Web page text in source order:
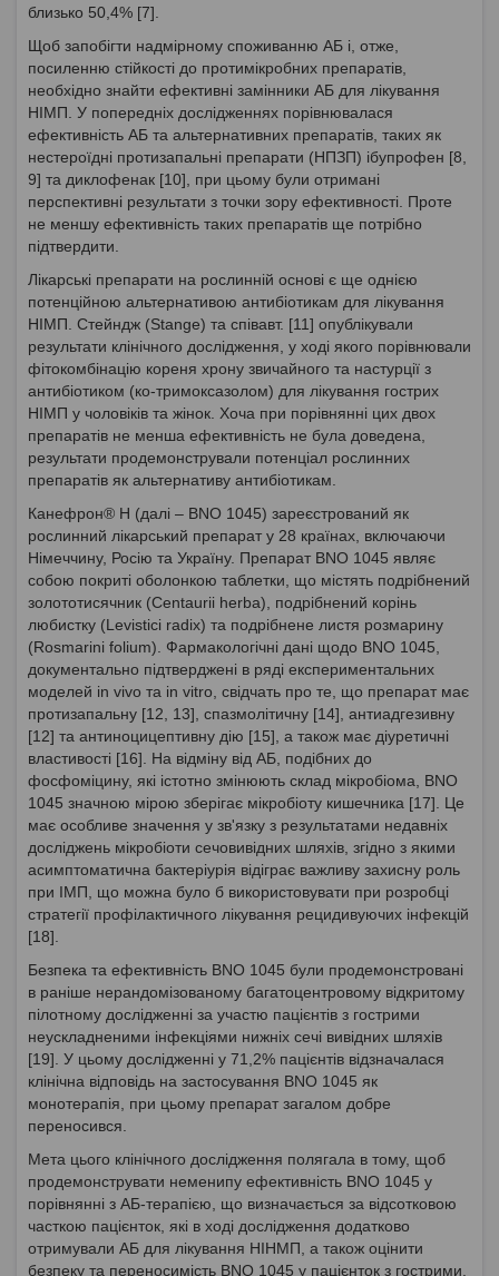
близько 50,4% [7].
Щоб запобігти надмірному споживанню АБ і, отже,
посиленню стійкості до протимікробних препаратів,
необхідно знайти ефективні замінники АБ для лікування
НІМП. У попередніх дослідженнях порівнювалася
ефективність АБ та альтернативних препаратів, таких як
нестероїдні протизапальні препарати (НПЗП) ібупрофен [8,
9] та диклофенак [10], при цьому були отримані
перспективні результати з точки зору ефективності. Проте
не меншу ефективність таких препаратів ще потрібно
підтвердити.
Лікарські препарати на рослинній основі є ще однією
потенційною альтернативою антибіотикам для лікування
НІМП. Стейндж (Stange) та співавт. [11] опублікували
результати клінічного дослідження, у ході якого порівнювали
фітокомбінацію кореня хрону звичайного та настурції з
антибіотиком (ко-тримоксазолом) для лікування гострих
НІМП у чоловіків та жінок. Хоча при порівнянні цих двох
препаратів не менша ефективність не була доведена,
результати продемонстрували потенціал рослинних
препаратів як альтернативу антибіотикам.
Канефрон® Н (далі – BNO 1045) зареєстрований як
рослинний лікарський препарат у 28 країнах, включаючи
Німеччину, Росію та Україну. Препарат BNO 1045 являє
собою покриті оболонкою таблетки, що містять подрібнений
золототисячник (Centaurii herba), подрібнений корінь
любистку (Levistici radix) та подрібнене листя розмарину
(Rosmarini folium). Фармакологічні дані щодо BNO 1045,
документально підтверджені в ряді експериментальних
моделей in vivo та in vitro, свідчать про те, що препарат має
протизапальну [12, 13], спазмолітичну [14], антиадгезивну
[12] та антиноцицептивну дію [15], а також має діуретичні
властивості [16]. На відміну від АБ, подібних до
фосфоміцину, які істотно змінюють склад мікробіома, BNO
1045 значною мірою зберігає мікробіоту кишечника [17]. Це
має особливе значення у зв'язку з результатами недавніх
досліджень мікробіоти сечовивідних шляхів, згідно з якими
асимптоматична бактеріурія відіграє важливу захисну роль
при ІМП, що можна було б використовувати при розробці
стратегії профілактичного лікування рецидивуючих інфекцій
[18].
Безпека та ефективність BNO 1045 були продемонстровані
в раніше нерандомізованому багатоцентровому відкритому
пілотному дослідженні за участю пацієнтів з гострими
неускладненими інфекціями нижніх сечі вивідних шляхів
[19]. У цьому дослідженні у 71,2% пацієнтів відзначалася
клінічна відповідь на застосування BNO 1045 як
монотерапія, при цьому препарат загалом добре
переносився.
Мета цього клінічного дослідження полягала в тому, щоб
продемонструвати неменипу ефективність BNO 1045 у
порівнянні з АБ-терапією, що визначається за відсотковою
часткою пацієнток, які в ході дослідження додатково
отримували АБ для лікування НІНМП, а також оцінити
безпеку та переносимість BNO 1045 у пацієнток з гострими.